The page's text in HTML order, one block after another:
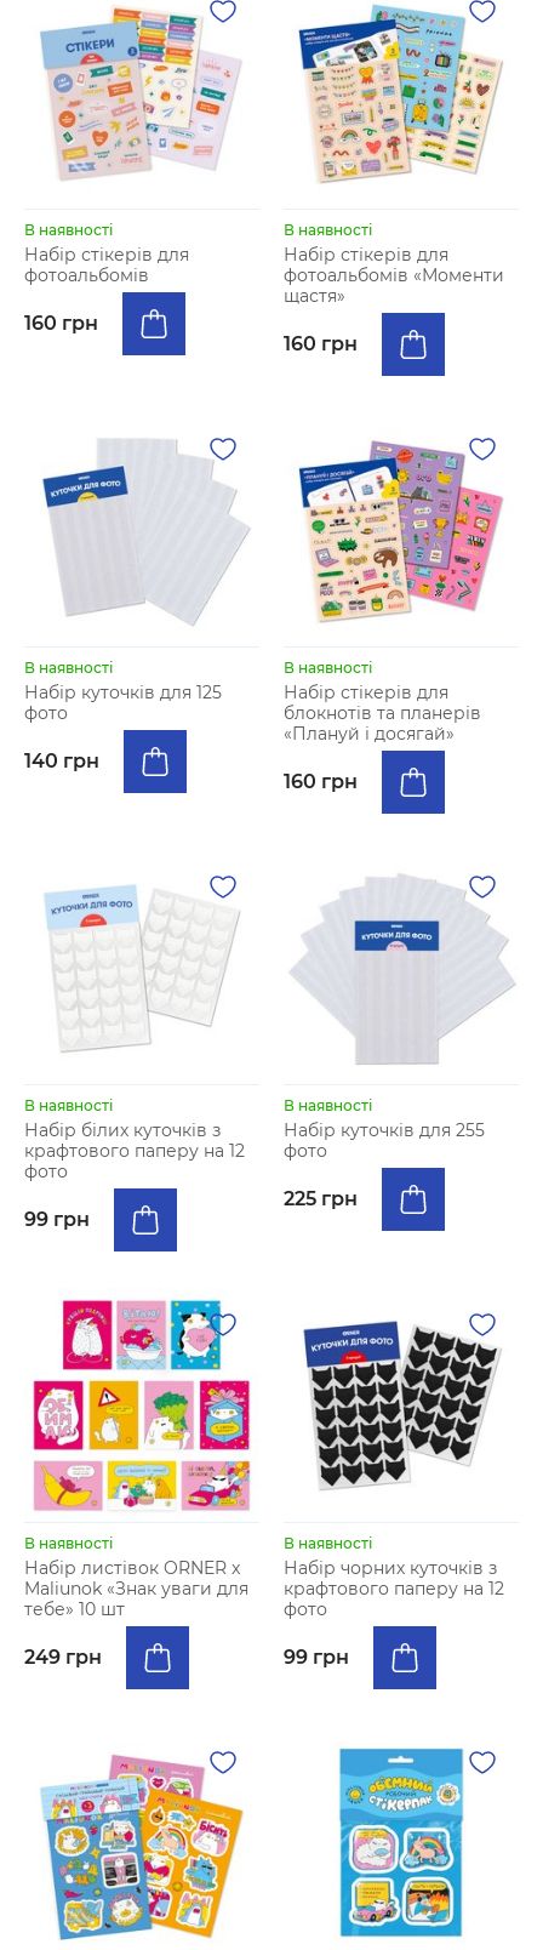
В наявності
Набір стікерів для
фотоальбомiв
160 грн
В наявності
Набір стікерів для
фотоальбомів «Моменти
щастя»
160 грн
В наявності
Набір куточків для 125
фото
140 грн
В наявності
Набір стікерів для
блокнотів та планерів
«Плануй і досягай»
160 грн
В наявності
Набір білих куточків з
крафтового паперу на 12
фото
99 грн
В наявності
Набір куточків для 255
фото
225 грн
В наявності
Набір листівок ORNER x
Maliunok «Знак уваги для
тебе» 10 шт
249 грн
В наявності
Набір чорних куточків з
крафтового паперу на 12
фото
99 грн